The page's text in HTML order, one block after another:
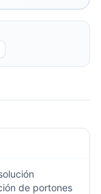
de portones